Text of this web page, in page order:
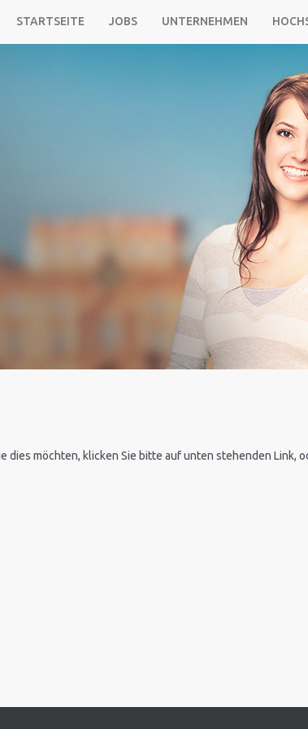
STARTSEITE JOBS UNTERNEHMEN
dies möchten, klicken Sie bitte auf unten stehenden Link,